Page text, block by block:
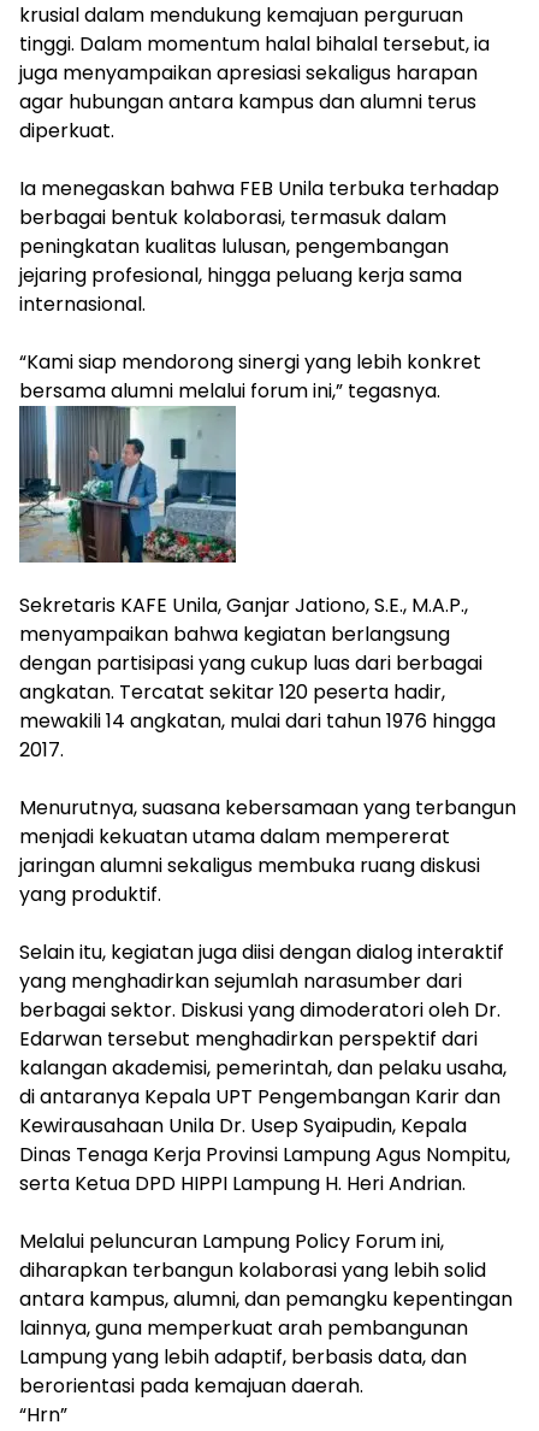
krusial dalam mendukung kemajuan perguruan
tinggi. Dalam momentum halal bihalal tersebut, ia
juga menyampaikan apresiasi sekaligus harapan
agar hubungan antara kampus dan alumni terus
diperkuat.
‎Ia menegaskan bahwa FEB Unila terbuka terhadap
berbagai bentuk kolaborasi, termasuk dalam
peningkatan kualitas lulusan, pengembangan
jejaring profesional, hingga peluang kerja sama
internasional.
‎“Kami siap mendorong sinergi yang lebih konkret
bersama alumni melalui forum ini,” tegasnya.
‎Sekretaris KAFE Unila, Ganjar Jationo, S.E., M.A.P.,
menyampaikan bahwa kegiatan berlangsung
dengan partisipasi yang cukup luas dari berbagai
angkatan. Tercatat sekitar 120 peserta hadir,
mewakili 14 angkatan, mulai dari tahun 1976 hingga
2017.
‎Menurutnya, suasana kebersamaan yang terbangun
menjadi kekuatan utama dalam mempererat
jaringan alumni sekaligus membuka ruang diskusi
yang produktif.
‎Selain itu, kegiatan juga diisi dengan dialog interaktif
yang menghadirkan sejumlah narasumber dari
berbagai sektor. Diskusi yang dimoderatori oleh Dr.
Edarwan tersebut menghadirkan perspektif dari
kalangan akademisi, pemerintah, dan pelaku usaha,
di antaranya Kepala UPT Pengembangan Karir dan
Kewirausahaan Unila Dr. Usep Syaipudin, Kepala
Dinas Tenaga Kerja Provinsi Lampung Agus Nompitu,
serta Ketua DPD HIPPI Lampung H. Heri Andrian.
‎Melalui peluncuran Lampung Policy Forum ini,
diharapkan terbangun kolaborasi yang lebih solid
antara kampus, alumni, dan pemangku kepentingan
lainnya, guna memperkuat arah pembangunan
Lampung yang lebih adaptif, berbasis data, dan
berorientasi pada kemajuan daerah.
“Hrn”